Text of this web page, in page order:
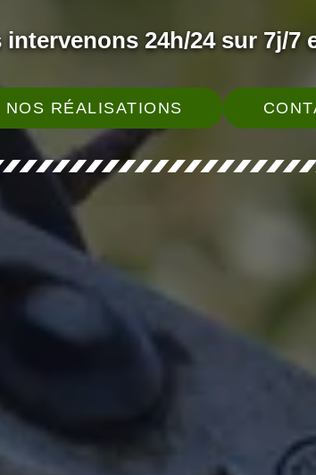
intervenons 24h/24 sur 7j/7
NOS RÉALISATIONS